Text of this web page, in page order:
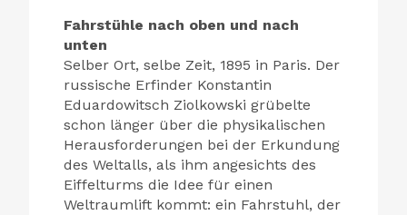
Fahrstühle nach oben und nach
unten
Selber Ort, selbe Zeit, 1895 in Paris. Der
russische Erfinder Konstantin
Eduardowitsch Ziolkowski grübelte
schon länger über die physikalischen
Herausforderungen bei der Erkundung
des Weltalls, als ihm angesichts des
Eiffelturms die Idee für einen
Weltraumlift kommt: ein Fahrstuhl, der